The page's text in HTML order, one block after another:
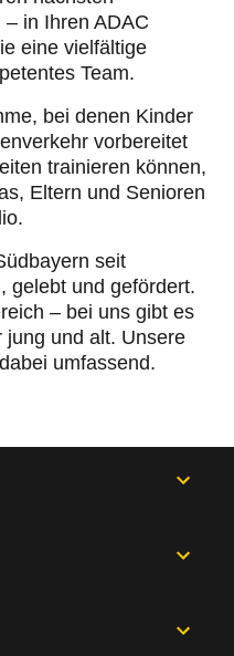
in Ihren ADAC
eine vielfältige
Team.
bei denen Kinder
vorbereitet
trainieren können,
Eltern und Senioren
seit
gelebt und gefördert.
– bei uns gibt es
und alt. Unsere
umfassend.